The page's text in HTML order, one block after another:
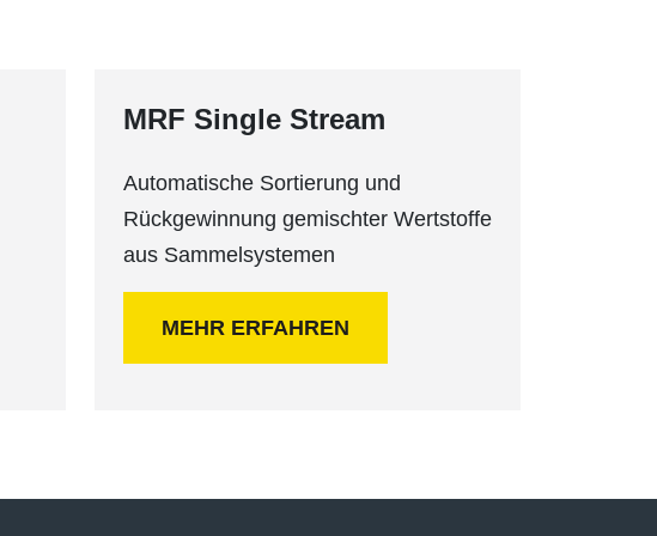
MRF Single Stream
Automatische Sortierung und
Rückgewinnung gemischter Wertstoffe
aus Sammelsystemen
MEHR ERFAHREN